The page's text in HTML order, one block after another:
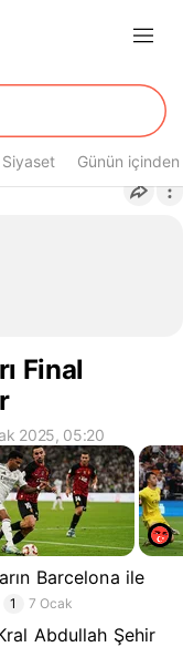
Siyaset Günün içinden
Final
2025, 05:20
Barcelona ile
1 7 Ocak
Abdullah Şehir